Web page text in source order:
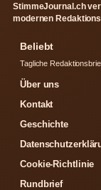
StimmeJournal.ch
modernen
Beliebt
Tagliche
Über uns
Kontakt
Geschichte
Cookie-Richtlinie
Rundbrief